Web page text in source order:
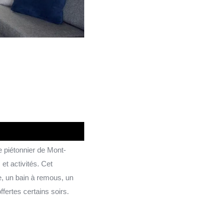
piétonnier de Mont-
activités. Cet
un bain à remous, un
certains soirs.